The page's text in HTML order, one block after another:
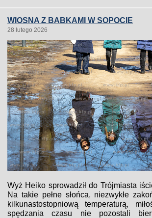
WIOSNA Z BABKAMI W SOPOCIE
28 lutego 2026
Wyż Heiko sprowadził do Trójmiasta
Na takie pełne słońca, niezwykłe
kilkunastostopniową temperaturą,
spędzania czasu nie pozostali